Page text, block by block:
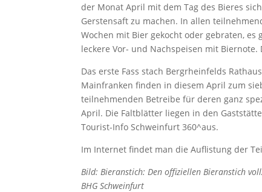
der Monat April mit dem Tag des Bieres
Gerstensaft zu machen. In allen
Wochen mit Bier gekocht oder gebraten,
leckere Vor- und Nachspeisen mit
Das erste Fass stach Bergrheinfelds
Mainfranken finden in diesem April zum
teilnehmenden Betreibe für deren ganz
April. Die Faltblätter liegen in den
Tourist-Info Schweinfurt 360^aus.
Im Internet findet man die Auflistung der
Bild: Bieranstich: Den offiziellen Bieranstich
BHG Schweinfurt